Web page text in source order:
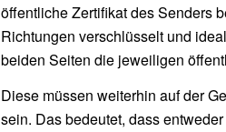
öffentliche Zertifikat des Senders
Richtungen verschlüsselt und
beiden Seiten die jeweiligen
Diese müssen weiterhin auf der
sein. Das bedeutet, dass